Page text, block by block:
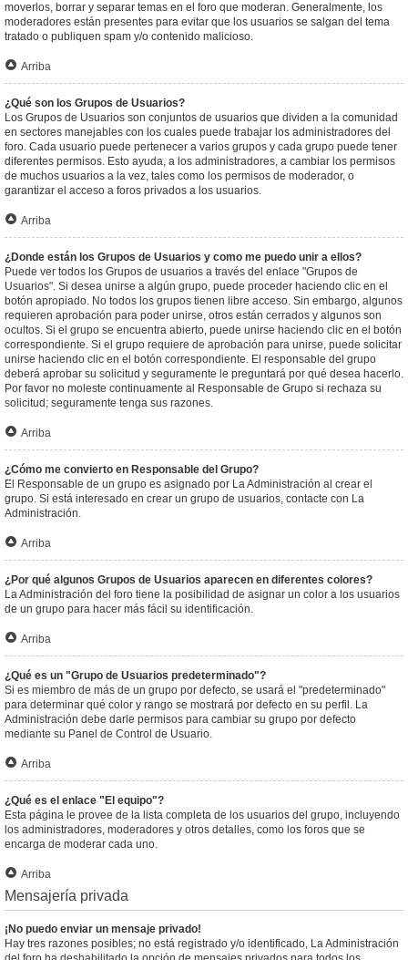
moverlos, borrar y separar temas en el foro que moderan. Generalmente, los
moderadores están presentes para evitar que los usuarios se salgan del tema
tratado o publiquen spam y/o contenido malicioso.
Arriba
¿Qué son los Grupos de Usuarios?
Los Grupos de Usuarios son conjuntos de usuarios que dividen a la comunidad
en sectores manejables con los cuales puede trabajar los administradores del
foro. Cada usuario puede pertenecer a varios grupos y cada grupo puede tener
diferentes permisos. Esto ayuda, a los administradores, a cambiar los permisos
de muchos usuarios a la vez, tales como los permisos de moderador, o
garantizar el acceso a foros privados a los usuarios.
Arriba
¿Donde están los Grupos de Usuarios y como me puedo unir a ellos?
Puede ver todos los Grupos de usuarios a través del enlace "Grupos de
Usuarios". Si desea unirse a algún grupo, puede proceder haciendo clic en el
botón apropiado. No todos los grupos tienen libre acceso. Sin embargo, algunos
requieren aprobación para poder unirse, otros están cerrados y algunos son
ocultos. Si el grupo se encuentra abierto, puede unirse haciendo clic en el botón
correspondiente. Si el grupo requiere de aprobación para unirse, puede solicitar
unirse haciendo clic en el botón correspondiente. El responsable del grupo
deberá aprobar su solicitud y seguramente le preguntará por qué desea hacerlo.
Por favor no moleste continuamente al Responsable de Grupo si rechaza su
solicitud; seguramente tenga sus razones.
Arriba
¿Cómo me convierto en Responsable del Grupo?
El Responsable de un grupo es asignado por La Administración al crear el
grupo. Si está interesado en crear un grupo de usuarios, contacte con La
Administración.
Arriba
¿Por qué algunos Grupos de Usuarios aparecen en diferentes colores?
La Administración del foro tiene la posibilidad de asignar un color a los usuarios
de un grupo para hacer más fácil su identificación.
Arriba
¿Qué es un "Grupo de Usuarios predeterminado"?
Si es miembro de más de un grupo por defecto, se usará el "predeterminado"
para determinar qué color y rango se mostrará por defecto en su perfil. La
Administración debe darle permisos para cambiar su grupo por defecto
mediante su Panel de Control de Usuario.
Arriba
¿Qué es el enlace "El equipo"?
Esta página le provee de la lista completa de los usuarios del grupo, incluyendo
los administradores, moderadores y otros detalles, como los foros que se
encarga de moderar cada uno.
Arriba
Mensajería privada
¡No puedo enviar un mensaje privado!
Hay tres razones posibles; no está registrado y/o identificado, La Administración